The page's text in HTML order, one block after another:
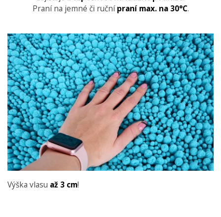
Praní na jemné či ručnípraní max. na 30°C.
Výška vlasu až 3 cm!